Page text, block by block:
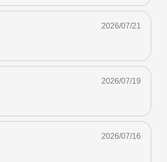
2026/07/21
2026/07/19
2026/07/16